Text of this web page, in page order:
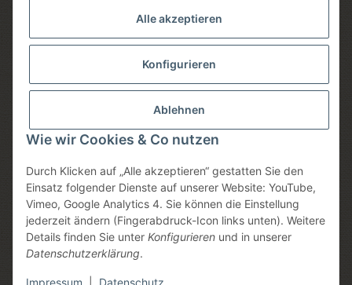
Alle akzeptieren
Konfigurieren
Ablehnen
Wie wir Cookies & Co nutzen
Durch Klicken auf „Alle akzeptieren“ gestatten Sie den
Einsatz folgender Dienste auf unserer Website: YouTube,
Vimeo, Google Analytics 4. Sie können die Einstellung
jederzeit ändern (Fingerabdruck-Icon links unten). Weitere
Details finden Sie unter Konfigurieren und in unserer
Datenschutzerklärung.
Impressum Datenschutz
Versandmethoden
Sicheres einkaufen
* Alle Preise inkl. gesetzlicher USt., zzgl.